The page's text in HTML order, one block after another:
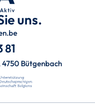
uns.
81
Bütgenbach